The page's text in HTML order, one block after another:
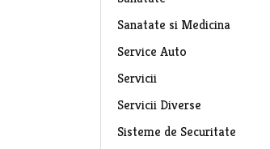
Sanatate si Medicina
Service Auto
Servicii
Servicii Diverse
Sisteme de Securitate